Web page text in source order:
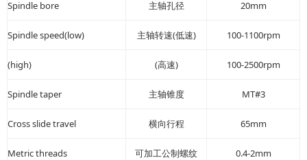
Spindle bore 主轴孔径 20mm
Spindle speed(low) 主轴转速(低速) 100-1100rpm
(high) (高速) 100-2500rpm
Spindle taper 主轴锥度 MT#3
Cross slide travel 横向行程 65mm
Metric threads 可加工公制螺纹 0.4-2mm